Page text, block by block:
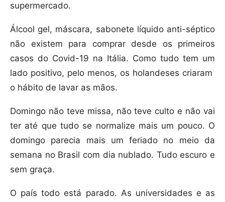
supermercado.
Álcool gel, máscara, sabonete líquido anti-séptico
não existem para comprar desde os primeiros
casos do Covid-19 na Itália. Como tudo tem um
lado positivo, pelo menos, os holandeses criaram
o hábito de lavar as mãos.
Domingo não teve missa, não teve culto e não vai
ter até que tudo se normalize mais um pouco. O
domingo parecia mais um feriado no meio da
semana no Brasil com dia nublado. Tudo escuro e
sem graça.
O país todo está parado. As universidades e as